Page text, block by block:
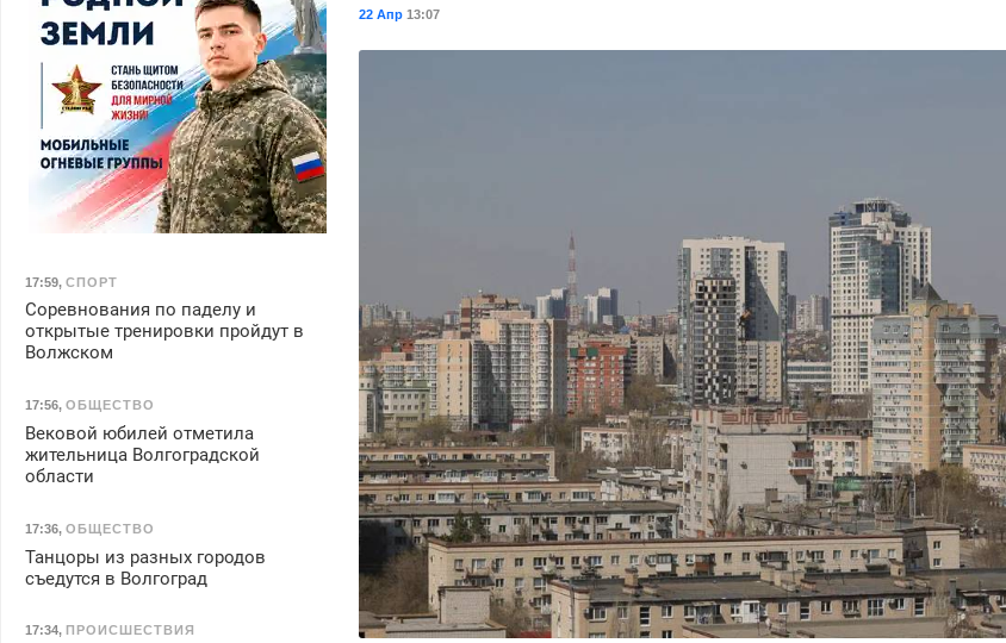
22 Апр 13:07
17:59, СПОРТ
Соревнования по паделу и
открытые тренировки пройдут в
Волжском
17:56, ОБЩЕСТВО
Вековой юбилей отметила
жительница Волгоградской
области
17:36, ОБЩЕСТВО
Танцоры из разных городов
съедутся в Волгоград
17:34, ПРОИСШЕСТВИЯ